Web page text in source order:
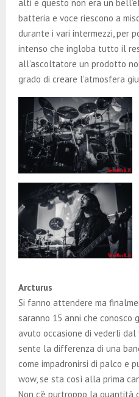
alti e questo non era un
batteria e voce riescono a
durante i vari intermezzi, per
intenso che ingloba tutto il
all’ascoltatore un prodotto
grado di creare l’atmosfera
Arcturus
Si fanno attendere ma
saranno 15 anni che conosco
avuto occasione di vederli dal
sente la differenza di una
come impadronirsi di palco e
wow, se sta così alla prima
Non c’è purtroppo la quantità